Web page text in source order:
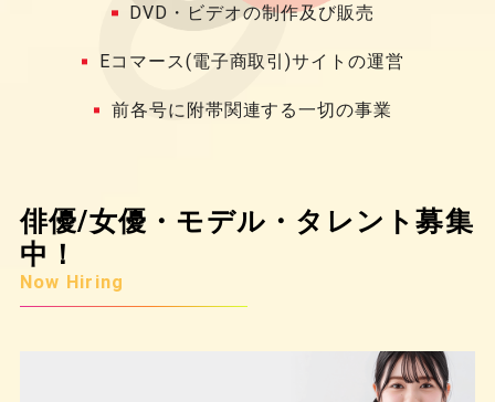
DVD・ビデオの制作及び販売
Eコマース(電子商取引)サイトの運営
前各号に附帯関連する一切の事業
俳優/女優・モデル・タレント募集
中！
Now Hiring